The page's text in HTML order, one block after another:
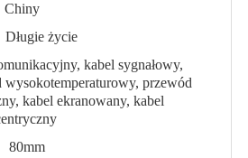
Chiny
Długie życie
kabel sygnałowy,
przewód
kabel ekranowany, kabel
80mm